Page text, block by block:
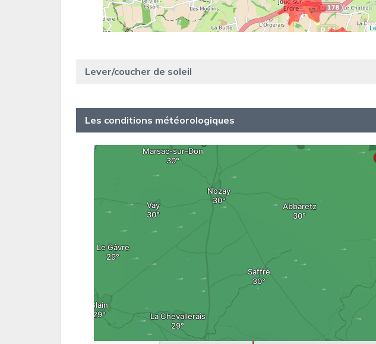
Lever/coucher de soleil
Les conditions météorologiques